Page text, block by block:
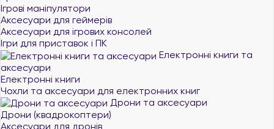
Ігрові маніпулятори
Аксесуари для геймерів
Аксесуари для ігрових консолей
Ігри для приставок і ПК
Електронні книги та
аксесуари
Електронні книги
Чохли та аксесуари для електронних книг
Дрони та аксесуари
Дрони (квадрокоптери)
Аксесуари для дронів